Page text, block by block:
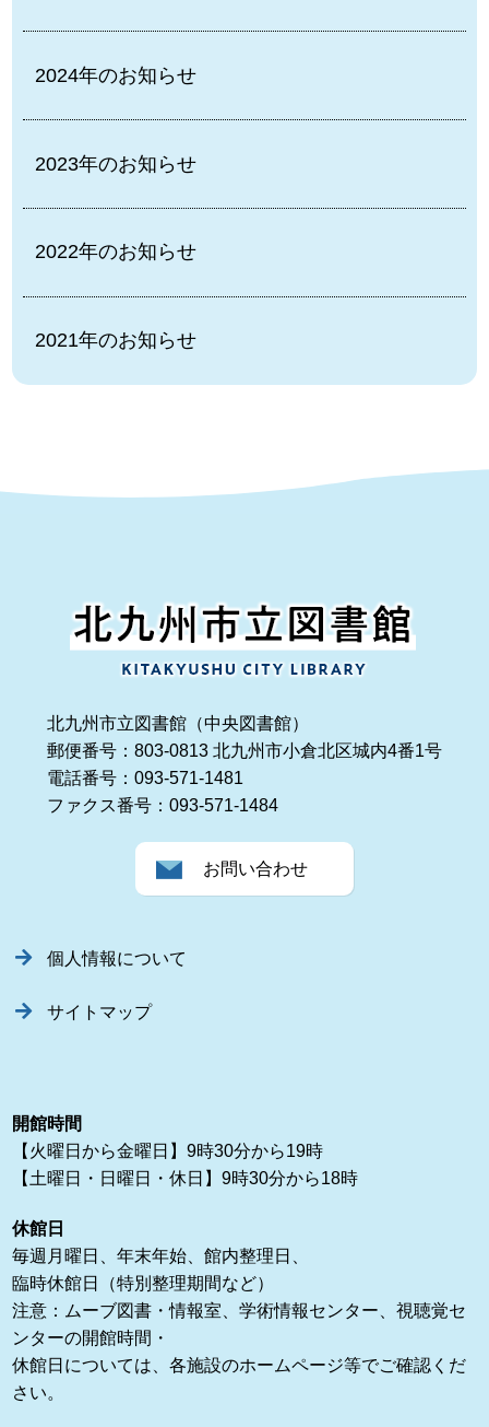
2024年のお知らせ
2023年のお知らせ
2022年のお知らせ
2021年のお知らせ
北九州市立図書館（中央図書館）
郵便番号：803-0813 北九州市小倉北区城内4番1号
電話番号：093-571-1481
ファクス番号：093-571-1484
お問い合わせ
個人情報について
サイトマップ
開館時間
【火曜日から金曜日】9時30分から19時
【土曜日・日曜日・休日】9時30分から18時
休館日
毎週月曜日、年末年始、館内整理日、
臨時休館日（特別整理期間など）
注意：ムーブ図書・情報室、学術情報センター、視聴覚セ
ンターの開館時間・
休館日については、各施設のホームページ等でご確認くだ
さい。